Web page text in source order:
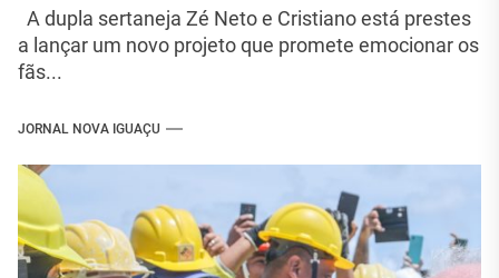
A dupla sertaneja Zé Neto e Cristiano está prestes
a lançar um novo projeto que promete emocionar os
fãs...
JORNAL NOVA IGUAÇU